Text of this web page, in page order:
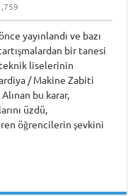
yayınlandı ve bazı
bir tanesi
liselerinin
/ Makine Zabiti
bu karar,
üzdü,
öğrencilerin şevkini